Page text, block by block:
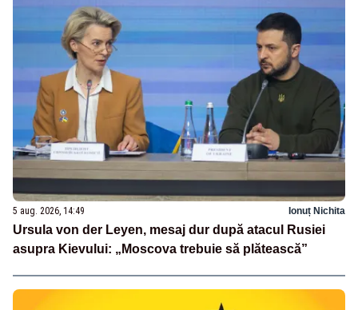
5 aug. 2026, 14:49 Ionuț Nichita
Ursula von der Leyen, mesaj dur după atacul Rusiei
asupra Kievului: „Moscova trebuie să plătească”